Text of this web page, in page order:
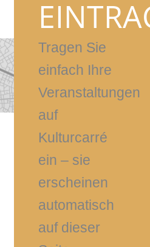
Tragen Sie
einfach Ihre
Veranstaltungen
auf
Kulturcarré
ein – sie
erscheinen
automatisch
auf dieser